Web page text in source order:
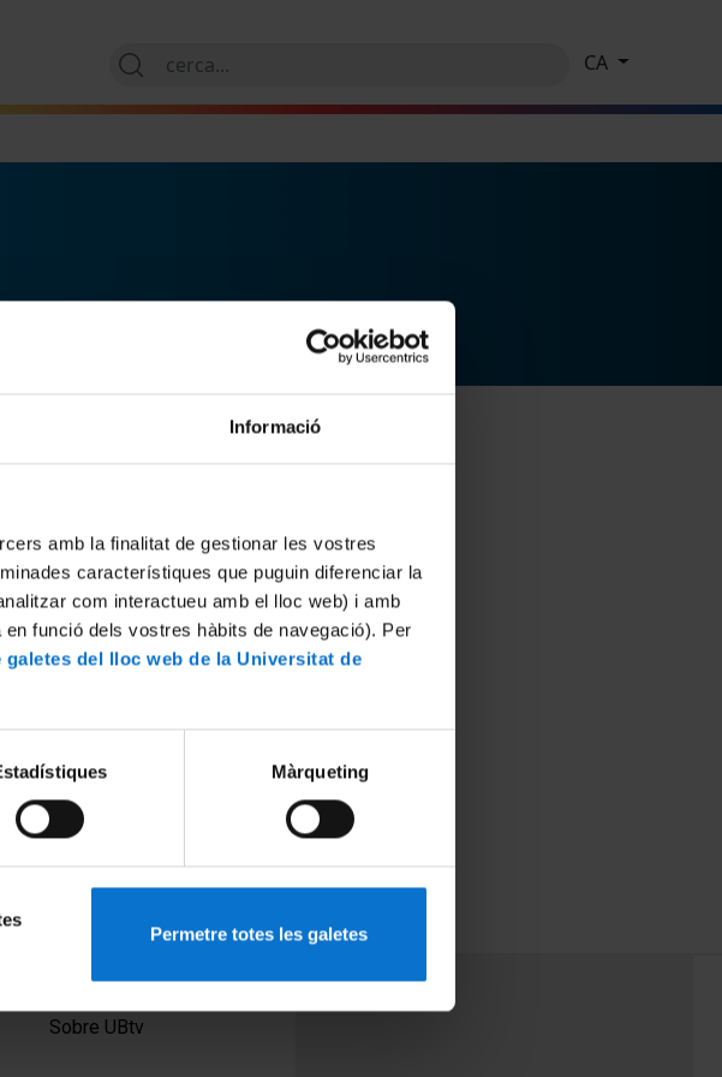
Informació
amb la finalitat de gestionar les vostres
característiques que puguin diferenciar la
com interactueu amb el lloc web) i amb
funció dels vostres hàbits de navegació). Per
galetes del lloc web de la Universitat de
Màrqueting
Permetre totes les galetes
CA
en las bebidas y el
hepático
2007
PEU 2
Sobre UBtv
PEU 3